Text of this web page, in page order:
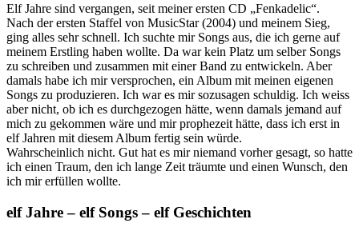
Elf Jahre sind vergangen, seit meiner ersten CD „Fenkadelic“.
Nach der ersten Staffel von MusicStar (2004) und meinem Sieg,
ging alles sehr schnell. Ich suchte mir Songs aus, die ich gerne auf
meinem Erstling haben wollte. Da war kein Platz um selber Songs
zu schreiben und zusammen mit einer Band zu entwickeln. Aber
damals habe ich mir versprochen, ein Album mit meinen eigenen
Songs zu produzieren. Ich war es mir sozusagen schuldig. Ich weiss
aber nicht, ob ich es durchgezogen hätte, wenn damals jemand auf
mich zu gekommen wäre und mir prophezeit hätte, dass ich erst in
elf Jahren mit diesem Album fertig sein würde.
Wahrscheinlich nicht. Gut hat es mir niemand vorher gesagt, so hatte
ich einen Traum, den ich lange Zeit träumte und einen Wunsch, den
ich mir erfüllen wollte.
elf Jahre – elf Songs – elf Geschichten